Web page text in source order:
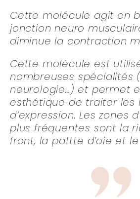
Cette molécule agit en
jonction neuro
diminue la contraction
Cette molécule est
nombreuses spécialités
neurologie…) et permet
esthétique de traiter les
d’expression. Les zones
plus fréquentes sont la
front, la pattte d’oie et